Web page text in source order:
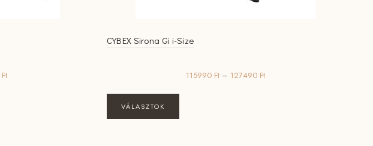
FtCurrent
CYBEX Sirona Gi i-Size
115990 Ft – 127490 FtÁrtartomány:
VÁLASZTOK
a